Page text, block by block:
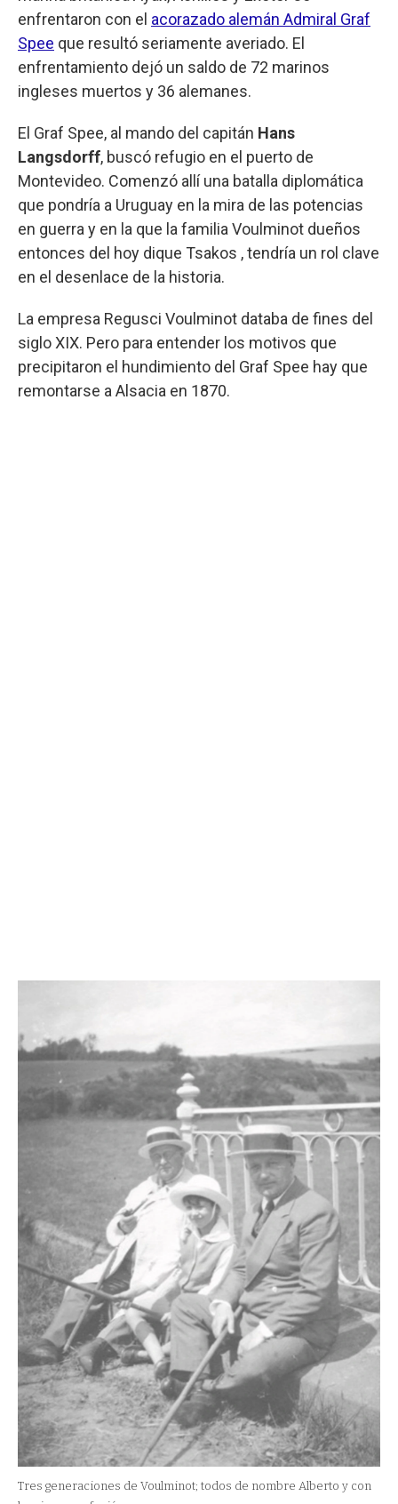
enfrentaron con el acorazado alemán Admiral Graf
Spee que resultó seriamente averiado. El
enfrentamiento dejó un saldo de 72 marinos
ingleses muertos y 36 alemanes.
El Graf Spee, al mando del capitán Hans
Langsdorff, buscó refugio en el puerto de
Montevideo. Comenzó allí una batalla diplomática
que pondría a Uruguay en la mira de las potencias
en guerra y en la que la familia Voulminot dueños
entonces del hoy dique Tsakos , tendría un rol clave
en el desenlace de la historia.
La empresa Regusci Voulminot databa de fines del
siglo XIX. Pero para entender los motivos que
precipitaron el hundimiento del Graf Spee hay que
remontarse a Alsacia en 1870.
Tres generaciones de Voulminot; todos de nombre Alberto y con